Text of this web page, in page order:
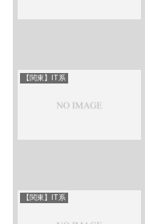
【関東】IT系
【関東】IT系